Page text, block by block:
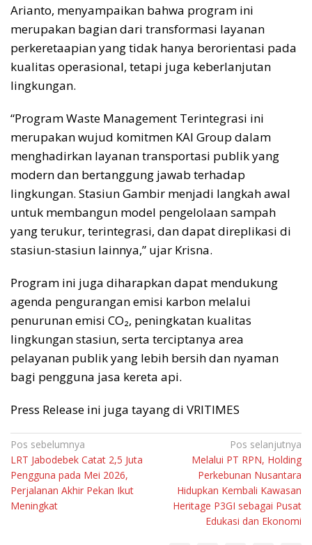
Arianto, menyampaikan bahwa program ini
merupakan bagian dari transformasi layanan
perkeretaapian yang tidak hanya berorientasi pada
kualitas operasional, tetapi juga keberlanjutan
lingkungan.
“Program Waste Management Terintegrasi ini
merupakan wujud komitmen KAI Group dalam
menghadirkan layanan transportasi publik yang
modern dan bertanggung jawab terhadap
lingkungan. Stasiun Gambir menjadi langkah awal
untuk membangun model pengelolaan sampah
yang terukur, terintegrasi, dan dapat direplikasi di
stasiun-stasiun lainnya,” ujar Krisna.
Program ini juga diharapkan dapat mendukung
agenda pengurangan emisi karbon melalui
penurunan emisi CO₂, peningkatan kualitas
lingkungan stasiun, serta terciptanya area
pelayanan publik yang lebih bersih dan nyaman
bagi pengguna jasa kereta api.
Press Release ini juga tayang di VRITIMES
Navigasi
pos
Pos sebelumnya
LRT Jabodebek Catat 2,5 Juta
Pengguna pada Mei 2026,
Perjalanan Akhir Pekan Ikut
Meningkat
Pos selanjutnya
Melalui PT RPN, Holding
Perkebunan Nusantara
Hidupkan Kembali Kawasan
Heritage P3GI sebagai Pusat
Edukasi dan Ekonomi